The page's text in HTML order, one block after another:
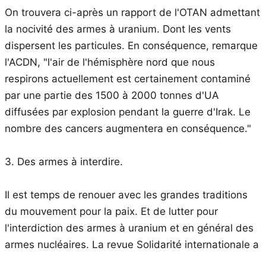
On trouvera ci-après un rapport de l'OTAN admettant
la nocivité des armes à uranium. Dont les vents
dispersent les particules. En conséquence, remarque
l'ACDN, "l'air de l'hémisphère nord que nous
respirons actuellement est certainement contaminé
par une partie des 1500 à 2000 tonnes d'UA
diffusées par explosion pendant la guerre d'Irak. Le
nombre des cancers augmentera en conséquence."
3. Des armes à interdire.
Il est temps de renouer avec les grandes traditions
du mouvement pour la paix. Et de lutter pour
l'interdiction des armes à uranium et en général des
armes nucléaires. La revue Solidarité internationale a